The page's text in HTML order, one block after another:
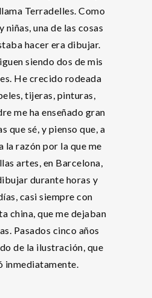
Terradelles. Como
niñas, una de las cosas
hacer era dibujar.
siendo dos de mis
He crecido rodeada
tijeras, pinturas,
me ha enseñado gran
que sé, y pienso que, a
la razón por la que me
artes, en Barcelona,
durante horas y
casi siempre con
china, que me dejaban
Pasados cinco años
de la ilustración, que
inmediatamente.